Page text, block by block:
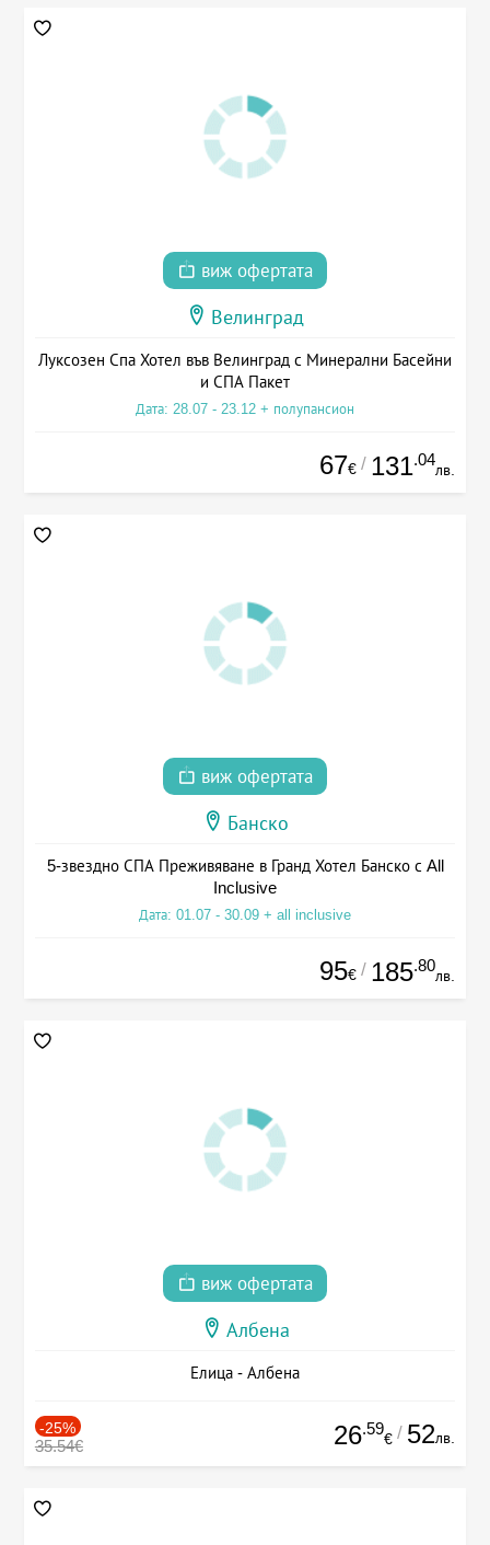
виж офертата
Велинград
Луксозен Спа Хотел във Велинград с Минерални Басейни
и СПА Пакет
Дата: 28.07 - 23.12 + полупансион
67€ / 131.04
лв.
виж офертата
Банско
5-звездно СПА Преживяване в Гранд Хотел Банско с All
Inclusive
Дата: 01.07 - 30.09 + all inclusive
95€ / 185.80
лв.
виж офертата
Албена
Елица - Албена
-25%
35.54€ 26.59
€ / 52лв.